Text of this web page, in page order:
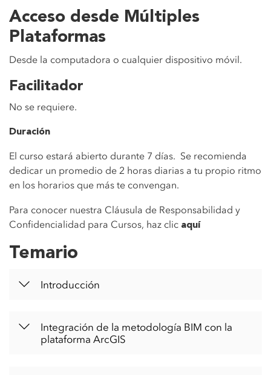
Acceso desde Múltiples
Plataformas
Desde la computadora o cualquier dispositivo móvil.
Facilitador
No se requiere.
Duración
El curso estará abierto durante 7 días. Se recomienda
dedicar un promedio de 2 horas diarias a tu propio ritmo
en los horarios que más te convengan.
Para conocer nuestra Cláusula de Responsabilidad y
Confidencialidad para Cursos, haz clic aquí
Temario
Introducción
Integración de la metodología BIM con la
plataforma ArcGIS